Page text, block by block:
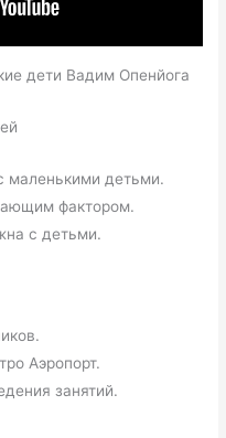
дети Вадим Опенйога
маленькими детьми.
фактором.
с детьми.
Аэропорт.
занятий.